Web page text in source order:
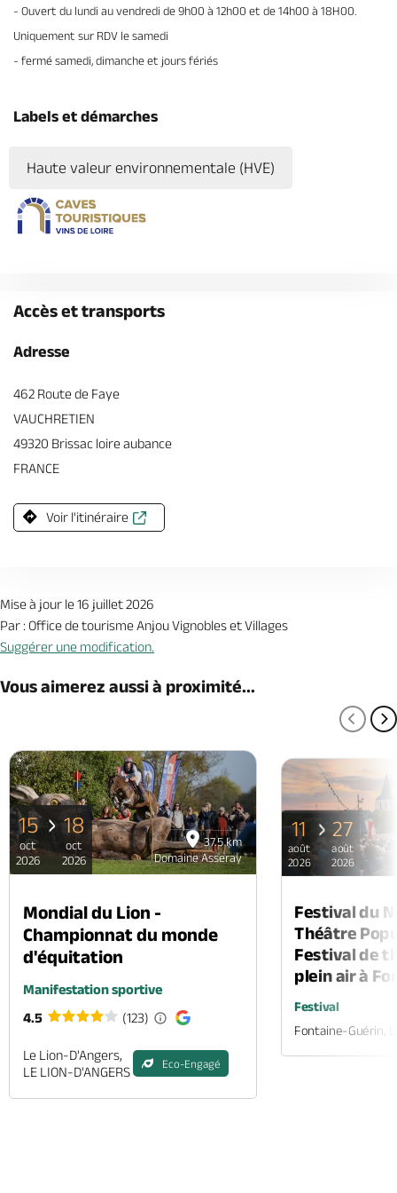
- Ouvert du lundi au vendredi de 9h00 à 12h00 et de 14h00 à 18H00.
Uniquement sur RDV le samedi
- fermé samedi, dimanche et jours fériés
Labels et démarches
Haute valeur environnementale (HVE)
Accès et transports
Adresse
462 Route de Faye
VAUCHRETIEN
49320 Brissac loire aubance
FRANCE
Voir l'itinéraire
Mise à jour le 16 juillet 2026
Par : Office de tourisme Anjou Vignobles et Villages
Suggérer une modification.
Vous aimerez aussi à proximité...
37.5 km
Domaine Asseray
15
oct
2026
18
oct
2026
Mondial du Lion -
Championnat du monde
d'équitation
Manifestation sportive
4.5
(123)
Le Lion-D'Angers,
LE LION-D'ANGERS
Eco-Engagé
11
août
2026
27
août
2026
Festival du
Théâtre
Festival de
plein air à
Festival
Fontaine-Guérin,